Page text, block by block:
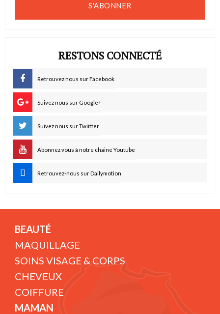
S'ABONNER
RESTONS CONNECTÉ
Retrouvez nous sur Facebook
Suivez nous sur Google+
Suivez nous sur Twiitter
Abonnez vous à notre chaine Youtube
Retrouvez-nous sur Dailymotion
BEAUTÉ
MAQUILLAGE
SOINS VISAGE & CORPS
CHEVEUX
COIFFURE
MAMAN